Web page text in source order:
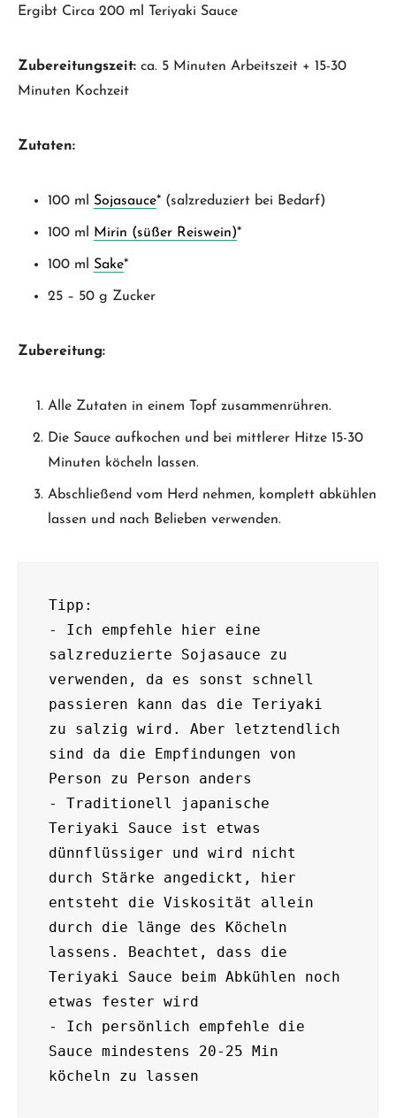
Ergibt Circa 200 ml Teriyaki Sauce
Zubereitungszeit: ca. 5 Minuten Arbeitszeit + 15-30
Minuten Kochzeit
Zutaten:
100 ml Sojasauce* (salzreduziert bei Bedarf)
100 ml Mirin (süßer Reiswein)*
100 ml Sake*
25 – 50 g Zucker
Zubereitung:
Alle Zutaten in einem Topf zusammenrühren.
Die Sauce aufkochen und bei mittlerer Hitze 15-30
Minuten köcheln lassen.
Abschließend vom Herd nehmen, komplett abkühlen
lassen und nach Belieben verwenden.
Tipp:
- Ich empfehle hier eine
salzreduzierte Sojasauce zu
verwenden, da es sonst schnell
passieren kann das die Teriyaki
zu salzig wird. Aber letztendlich
sind da die Empfindungen von
Person zu Person anders
- Traditionell japanische
Teriyaki Sauce ist etwas
dünnflüssiger und wird nicht
durch Stärke angedickt, hier
entsteht die Viskosität allein
durch die länge des Köcheln
lassens. Beachtet, dass die
Teriyaki Sauce beim Abkühlen noch
etwas fester wird
- Ich persönlich empfehle die
Sauce mindestens 20-25 Min